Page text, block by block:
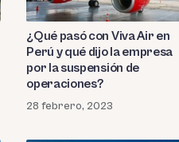
¿Qué pasó con Viva Air en
Perú y qué dijo la empresa
por la suspensión de
operaciones?
28 febrero, 2023